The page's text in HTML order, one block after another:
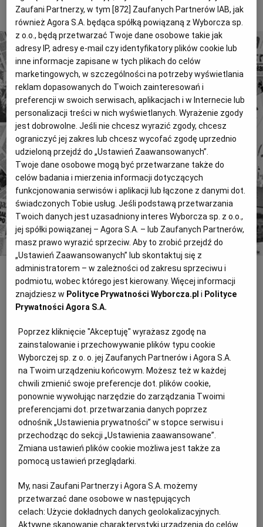
Magazyny Wyborcza Classic
Wyborcza.biz Wysokie Obcasy
BIQdata Jutronauci
Archiwum Inne serwisy
To tylko fragment artykułu. Aby czytać dalej, kup dostęp
poniżej.
4 miliony tekstów od 1989 roku.
Zyskaj dostęp do archiwalnych treści "Gazety
Wyborczej".
Znajdź historie, których szukasz.
Kup dostęp
lub Zaloguj się
INNE
Ukraina zniosła embargo na polskie
Informację przekazał wczoraj przed południem rzecznik
Państwowego Departamentu Medycyny Weterynaryjnej Ukrainy
Anatolij Osadczy. Prawo sprzedaży na ten rynek otrzymały 23
polskie
Największa agencja płatnicza w Unii leży
i kwiczy
W ciągu ostatniego roku dwukrotnie zwalniano dyrektorów
regionalnych ARiMR. Wymieniono 80 proc. kierowników biur
powiatowych. Resort rolnictwa ostrzega: Przez ten bałagan
mogą się opóźnić dopłaty
ROLNICY DO DOMU
Rolnicy, którzy w latach 2004-06 skorzystali z unijnych funduszy
na inwestycje, nie będą mogli starać się o nowe pieniądze przez
Zaufani Partnerzy, w tym [872] Zaufanych Partnerów IAB, jak
również Agora S.A. będąca spółką powiązaną z Wyborcza sp.
z o.o., będą przetwarzać Twoje dane osobowe takie jak
adresy IP, adresy e-mail czy identyfikatory plików cookie lub
inne informacje zapisane w tych plikach do celów
marketingowych, w szczególności na potrzeby wyświetlania
reklam dopasowanych do Twoich zainteresowań i
preferencji w swoich serwisach, aplikacjach i w Internecie lub
personalizacji treści w nich wyświetlanych. Wyrażenie zgody
jest dobrowolne. Jeśli nie chcesz wyrazić zgody, chcesz
ograniczyć jej zakres lub chcesz wycofać zgodę uprzednio
udzieloną przejdź do „Ustawień Zaawansowanych”.
Twoje dane osobowe mogą być przetwarzane także do
celów badania i mierzenia informacji dotyczących
funkcjonowania serwisów i aplikacji lub łączone z danymi dot.
świadczonych Tobie usług. Jeśli podstawą przetwarzania
Twoich danych jest uzasadniony interes Wyborcza sp. z o.o.,
jej spółki powiązanej – Agora S.A. – lub Zaufanych Partnerów,
masz prawo wyrazić sprzeciw. Aby to zrobić przejdź do
„Ustawień Zaawansowanych” lub skontaktuj się z
administratorem – w zależności od zakresu sprzeciwu i
podmiotu, wobec którego jest kierowany. Więcej informacji
znajdziesz w Polityce Prywatności Wyborcza.pl i Polityce
Prywatności Agora S.A.
Poprzez kliknięcie "Akceptuję" wyrażasz zgodę na
zainstalowanie i przechowywanie plików typu cookie
Wyborczej sp. z o. o. jej Zaufanych Partnerów i Agora S.A.
na Twoim urządzeniu końcowym. Możesz też w każdej
chwili zmienić swoje preferencje dot. plików cookie,
ponownie wywołując narzędzie do zarządzania Twoimi
preferencjami dot. przetwarzania danych poprzez
odnośnik „Ustawienia prywatności” w stopce serwisu i
przechodząc do sekcji „Ustawienia zaawansowane”.
Zmiana ustawień plików cookie możliwa jest także za
pomocą ustawień przeglądarki.
My, nasi Zaufani Partnerzy i Agora S.A. możemy
przetwarzać dane osobowe w następujących
celach:Użycie dokładnych danych geolokalizacyjnych.
Aktywne skanowanie charakterystyki urządzenia do celów